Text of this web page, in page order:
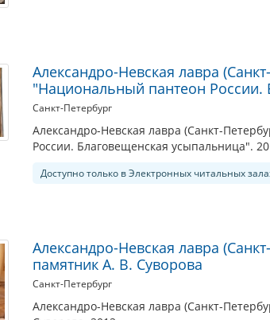
Александро-Невская лавра
"Национальный пантеон России.
Санкт-Петербург
Александро-Невская лавра (Санкт-
России. Благовещенская усыпальница".
Доступно только в Электронных читальных
Александро-Невская лавра
памятник А. В. Суворова
Санкт-Петербург
Александро-Невская лавра (Санкт-